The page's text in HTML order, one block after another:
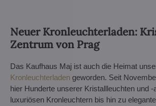
Neuer Kronleuchterladen:
Zentrum von Prag
Das Kaufhaus Maj ist auch die Heimat
Kronleuchterladen geworden. Seit
hier Hunderte unserer Kristallleuchten und
luxuriösen Kronleuchtern bis hin zu